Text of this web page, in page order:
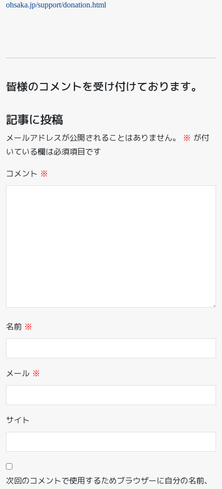
ohsaka.jp/support/donation.html
皆様のコメントを受け付けております。
記事に投稿
メールアドレスが公開されることはありません。 ※ が付
いている欄は必須項目です
コメント ※
名前 ※
メール ※
サイト
次回のコメントで使用するためブラウザーに自分の名前、